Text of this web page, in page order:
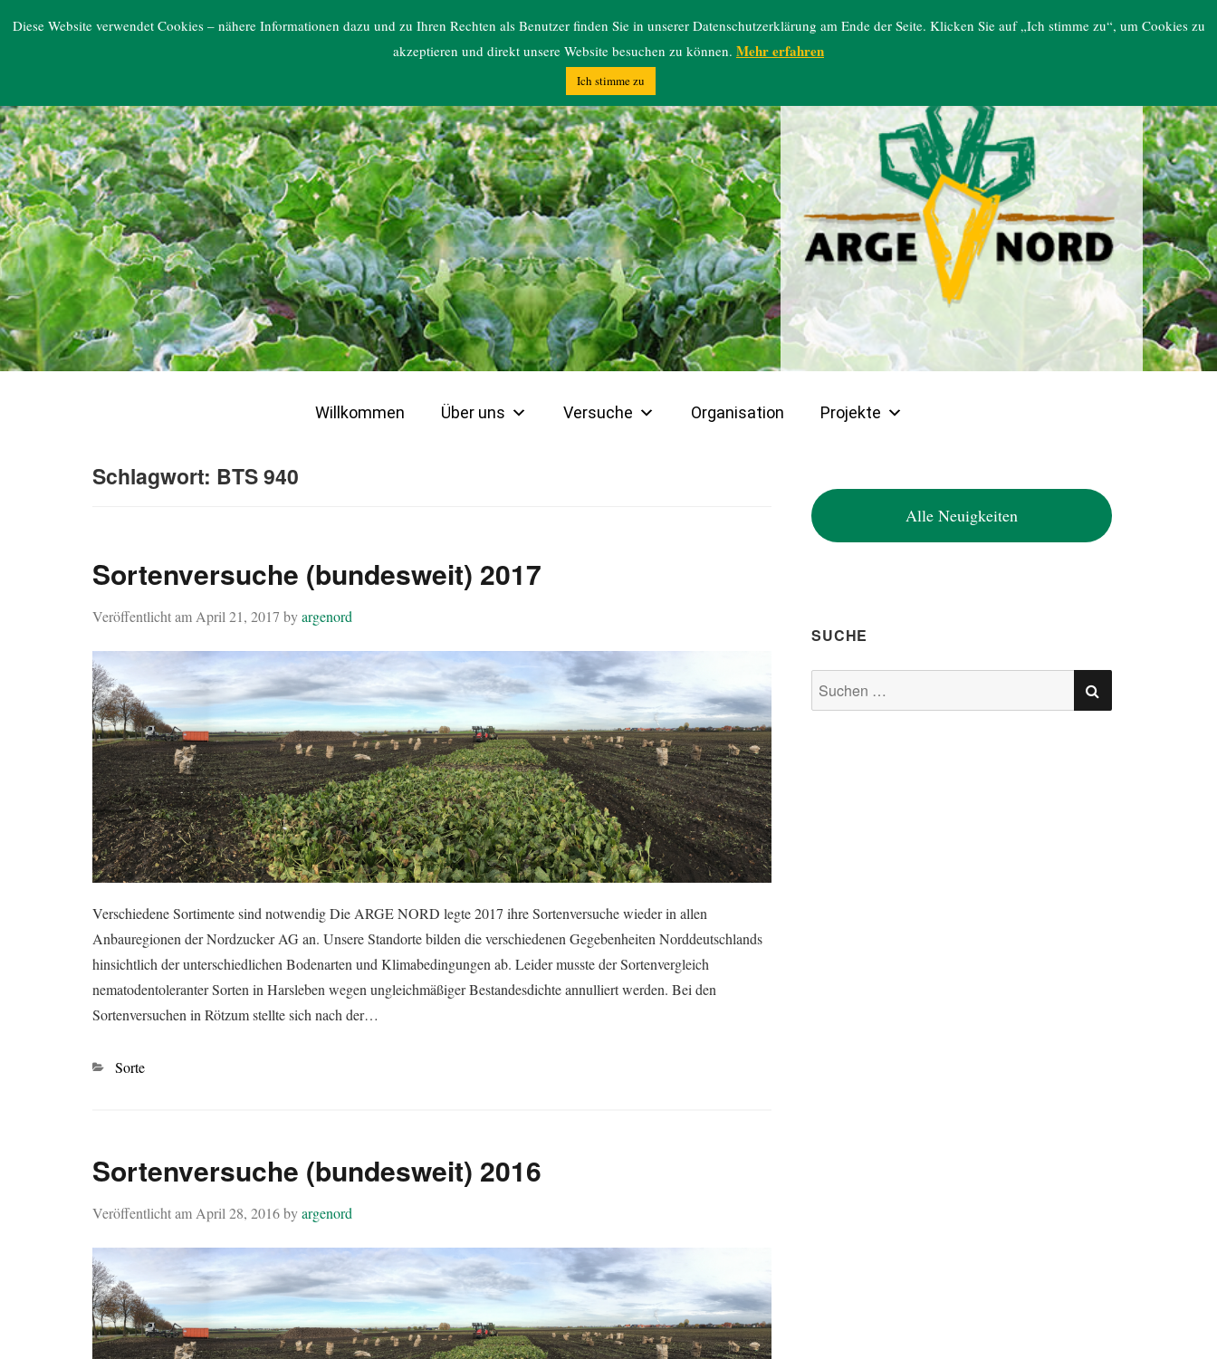
ARGE NORD
Willkommen Über uns Versuche Organisation Projekte
Schlagwort: BTS 940
Sortenversuche (bundesweit) 2017
Veröffentlicht am April 21, 2017 byargenord
Verschiedene Sortimente sind notwendig Die ARGE NORD legte 2017 ihre Sortenversuche wieder in allen
Anbauregionen der Nordzucker AG an. Unsere Standorte bilden die verschiedenen Gegebenheiten Norddeutschlands
hinsichtlich der unterschiedlichen Bodenarten und Klimabedingungen ab. Leider musste der Sortenvergleich
nematodentoleranter Sorten in Harsleben wegen ungleichmäßiger Bestandesdichte annulliert werden. Bei den
Sortenversuchen in Rötzum stellte sich nach der…
Kategorien
Sorte
Sortenversuche (bundesweit) 2016
Veröffentlicht am April 28, 2016byargenord
Alle Neuigkeiten
SUCHE
Suchen
nach:
SUCHEN
Diese Website verwendet Cookies – nähere Informationen dazu und zu Ihren Rechten als Benutzer finden Sie in unserer Datenschutzerklärung am Ende der Seite. Klicken Sie auf „Ich stimme zu“, um Cookies zu
akzeptieren und direkt unsere Website besuchen zu können. Mehr erfahren
Ich stimme zu